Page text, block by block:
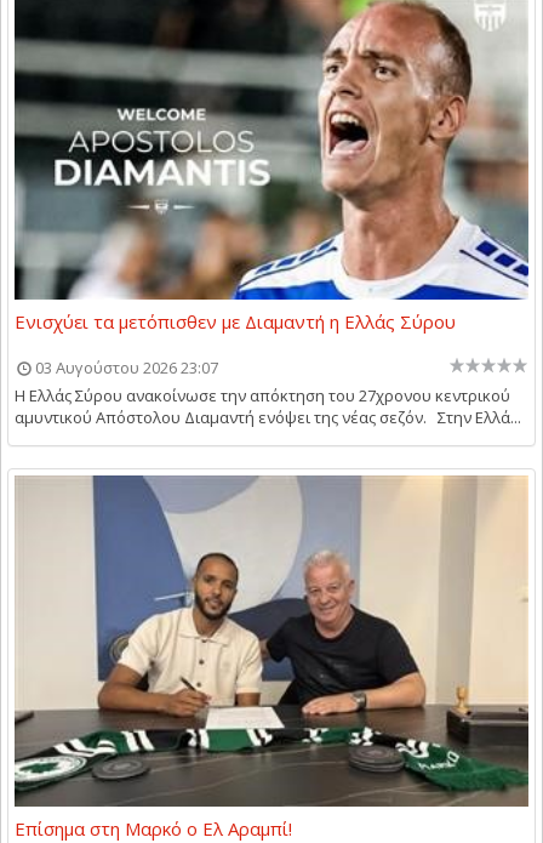
Ενισχύει τα μετόπισθεν με Διαμαντή η Ελλάς Σύρου
03 Αυγούστου 2026 23:07
Η Ελλάς Σύρου ανακοίνωσε την απόκτηση του 27χρονου κεντρικού
αμυντικού Απόστολου Διαμαντή ενόψει της νέας σεζόν. Στην Ελλά...
Επίσημα στη Μαρκό ο Ελ Αραμπί!